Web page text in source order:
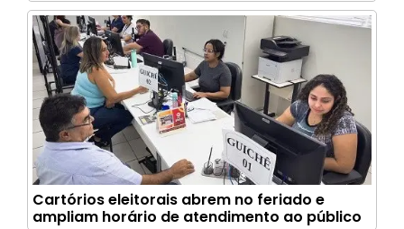
Cartórios eleitorais abrem no feriado e
ampliam horário de atendimento ao público